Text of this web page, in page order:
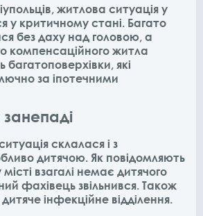
житлова ситуація у
у критичному стані. Багато
без даху над головою, а
компенсаційного житла
багатоповерхівки, які
за іпотечними
склалася і з
дитячою. Як повідомляють
місті взагалі немає дитячого
фахівець звільнився. Також
інфекційне відділення.